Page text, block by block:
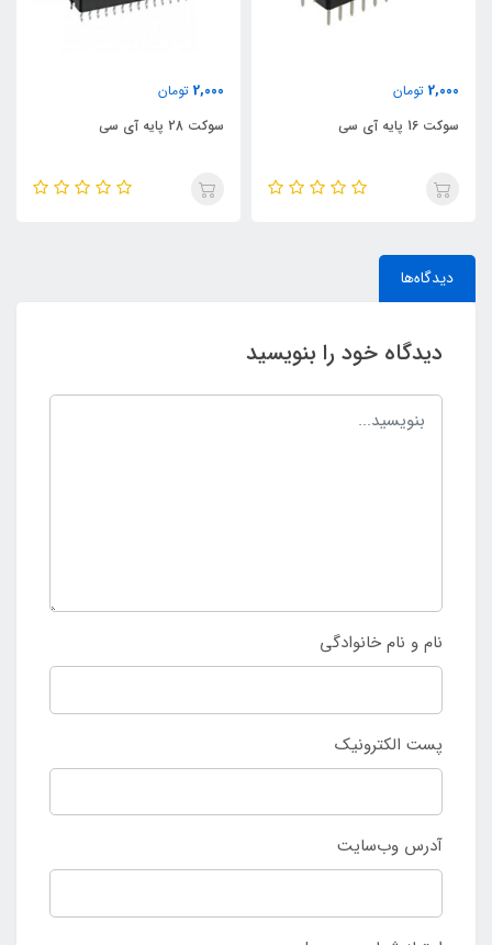
2,000 تومان
سوکت 16 پایه آی سی
2,000 تومان
سوکت 28 پایه آی سی
دیدگاه‌ها
دیدگاه خود را بنویسید
نام و نام خانوادگی
پست الکترونیک
آدرس وب‌سایت